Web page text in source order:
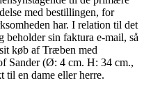
med bestillingen, for
har. I relation til det
beholder sin faktura e-mail, så
køb af Træben med
Sander (Ø: 4 cm. H: 34 cm.,
til en dame eller herre.